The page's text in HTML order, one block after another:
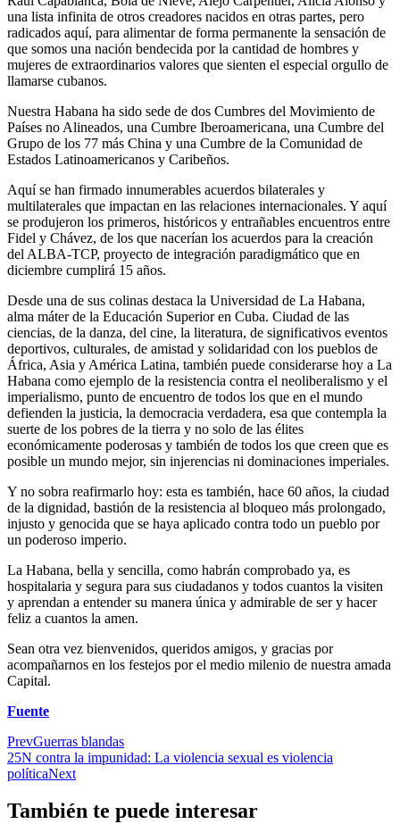
una lista infinita de otros creadores nacidos en otras partes, pero
radicados aquí, para alimentar de forma permanente la sensación de
que somos una nación bendecida por la cantidad de hombres y
mujeres de extraordinarios valores que sienten el especial orgullo de
llamarse cubanos.
Nuestra Habana ha sido sede de dos Cumbres del Movimiento de
Países no Alineados, una Cumbre Iberoamericana, una Cumbre del
Grupo de los 77 más China y una Cumbre de la Comunidad de
Estados Latinoamericanos y Caribeños.
Aquí se han firmado innumerables acuerdos bilaterales y
multilaterales que impactan en las relaciones internacionales. Y aquí
se produjeron los primeros, históricos y entrañables encuentros entre
Fidel y Chávez, de los que nacerían los acuerdos para la creación
del ALBA-TCP, proyecto de integración paradigmático que en
diciembre cumplirá 15 años.
Desde una de sus colinas destaca la Universidad de La Habana,
alma máter de la Educación Superior en Cuba. Ciudad de las
ciencias, de la danza, del cine, la literatura, de significativos eventos
deportivos, culturales, de amistad y solidaridad con los pueblos de
África, Asia y América Latina, también puede considerarse hoy a La
Habana como ejemplo de la resistencia contra el neoliberalismo y el
imperialismo, punto de encuentro de todos los que en el mundo
defienden la justicia, la democracia verdadera, esa que contempla la
suerte de los pobres de la tierra y no solo de las élites
económicamente poderosas y también de todos los que creen que es
posible un mundo mejor, sin injerencias ni dominaciones imperiales.
Y no sobra reafirmarlo hoy: esta es también, hace 60 años, la ciudad
de la dignidad, bastión de la resistencia al bloqueo más prolongado,
injusto y genocida que se haya aplicado contra todo un pueblo por
un poderoso imperio.
La Habana, bella y sencilla, como habrán comprobado ya, es
hospitalaria y segura para sus ciudadanos y todos cuantos la visiten
y aprendan a entender su manera única y admirable de ser y hacer
feliz a cuantos la amen.
Sean otra vez bienvenidos, queridos amigos, y gracias por
acompañarnos en los festejos por el medio milenio de nuestra amada
Capital.
Fuente
PrevGuerras blandas
25N contra la impunidad: La violencia sexual es violencia
políticaNext
También te puede interesar